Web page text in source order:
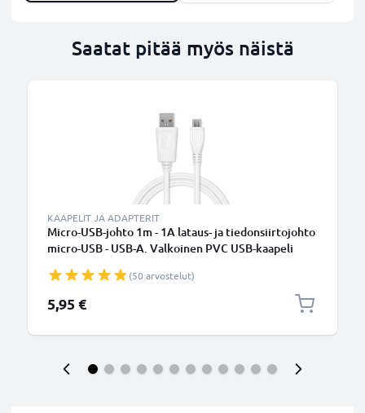
Saatat pitää myös näistä
KAAPELIT JA ADAPTERIT
Micro-USB-johto 1m - 1A lataus- ja tiedonsiirtojohto
micro-USB - USB-A. Valkoinen PVC USB-kaapeli
(50 arvostelut)
5,95 €